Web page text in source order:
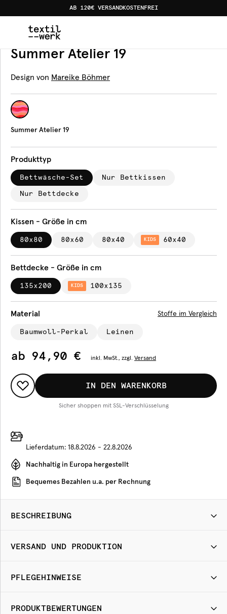
AB 120€ VERSANDKOSTENFREI
Produkte Bettwäsche Summer Atelier 19
Bettwäsche
Summer Atelier 19
Design von Mareike Böhmer
Summer Atelier 19
Produkttyp
Bettwäsche-Set Nur Bettkissen
Nur Bettdecke
Kissen - Größe in cm
80x80 80x60 80x40 KIDS 60x40
Bettdecke - Größe in cm
135x200 KIDS 100x135
Material Stoffe im Vergleich
Baumwoll-Perkal Leinen
ab 94,90 € inkl. MwSt., zzgl. Versand
IN DEN WARENKORB
Sicher shoppen mit SSL-Verschlüsselung
Lieferdatum: 18.8.2026 - 22.8.2026
Nachhaltig in Europa hergestellt
Bequemes Bezahlen u.a. per Rechnung
BESCHREIBUNG
VERSAND UND PRODUKTION
PFLEGEHINWEISE
PRODUKTBEWERTUNGEN